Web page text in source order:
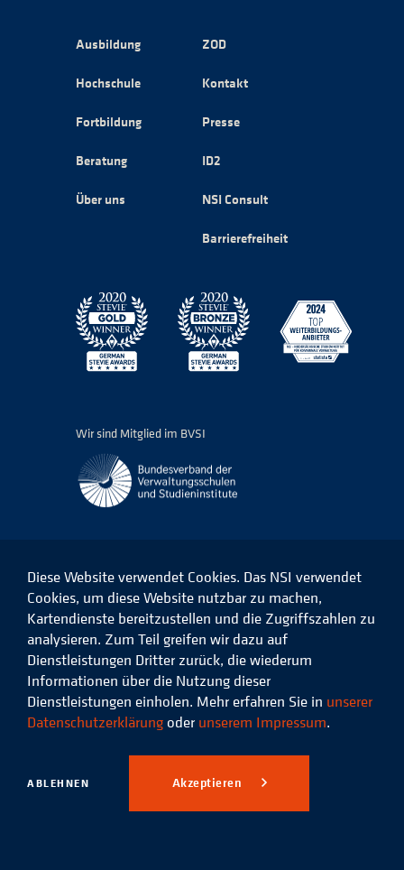
Ausbildung
Hochschule
Fortbildung
Beratung
Über uns
ZOD
Kontakt
Presse
ID2
NSI Consult
Barrierefreiheit
Wir sind Mitglied im BVSI
Das
NSI
Facebook
Das
NSI
auf
LinkedIn
Das
NSI
auf
Instagram
Das
Xing
© 2026 Niedersächsisches
Studieninstitut für kommunale
Verwaltung e.V.
Datenschutz Impressum
Diese Website verwendet Cookies. Das NSI verwendet
Cookies, um diese Website nutzbar zu machen,
Kartendienste bereitzustellen und die Zugriffszahlen zu
analysieren. Zum Teil greifen wir dazu auf
Dienstleistungen Dritter zurück, die wiederum
Informationen über die Nutzung dieser
Dienstleistungen einholen. Mehr erfahren Sie in unserer
Datenschutzerklärung oder unserem Impressum.
ABLEHNEN Akzeptieren